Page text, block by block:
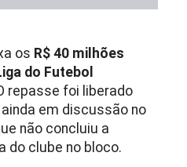
os R$ 40 milhões
do Futebol
repasse foi liberado
em discussão no
não concluiu a
do clube no bloco.